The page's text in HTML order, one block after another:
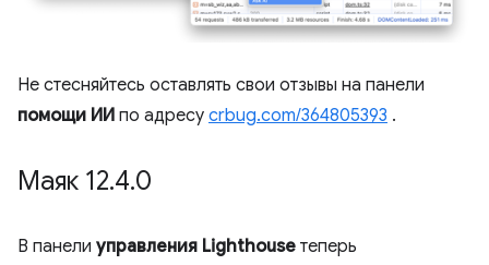
Не стесняйтесь оставлять свои отзывы на панели
помощи ИИ по адресу crbug.com/364805393 .
Маяк 12.4.0
В панели управления Lighthouse теперь